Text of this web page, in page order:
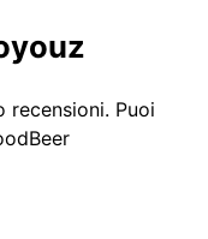
recensioni. Puoi